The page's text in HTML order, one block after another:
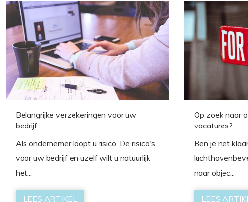
Belangrijke verzekeringen voor uw
bedrijf
Als ondernemer loopt u risico. De risico's
voor uw bedrijf en uzelf wilt u natuurlijk
het...
LEES ARTIKEL
Op zoek naar
vacatures?
Ben je net
naar objec...
LEES